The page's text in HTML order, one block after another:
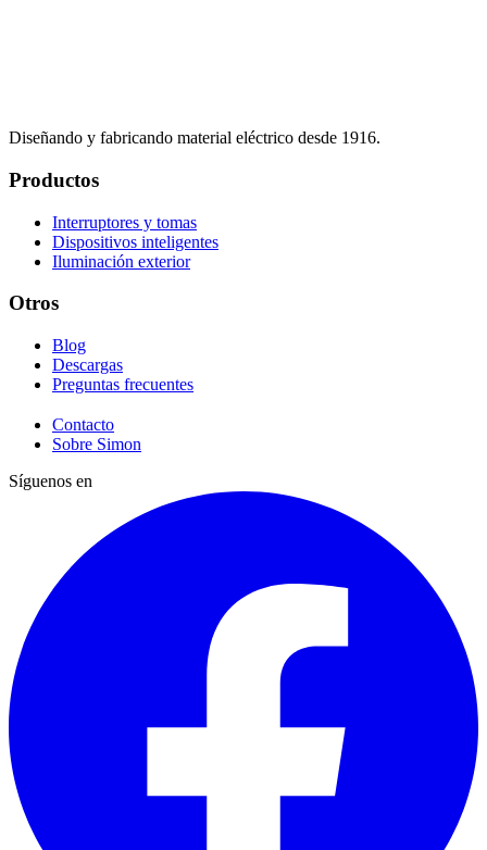
Diseñando y fabricando material eléctrico desde 1916.
Productos
Interruptores y tomas
Dispositivos inteligentes
Iluminación exterior
Otros
Blog
Descargas
Preguntas frecuentes
Contacto
Sobre Simon
Síguenos en